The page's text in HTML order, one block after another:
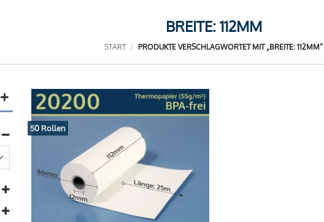
BREITE: 112MM
START / PRODUKTE VERSCHLAGWORTET MIT „BREITE: 112MM“
+
50 Rollen